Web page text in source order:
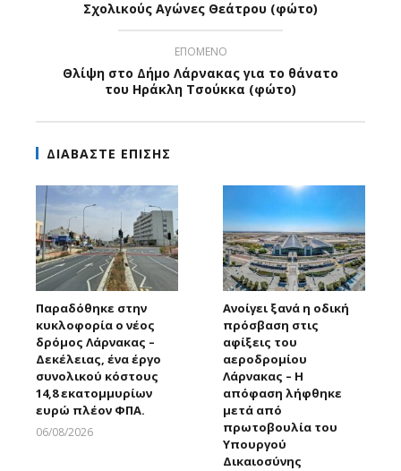
Σχολικούς Αγώνες Θεάτρου (φώτο)
ΕΠΟΜΕΝΟ
Θλίψη στο Δήμο Λάρνακας για το θάνατο
του Ηράκλη Τσούκκα (φώτο)
ΔΙΑΒΑΣΤΕ ΕΠΙΣΗΣ
Παραδόθηκε στην
κυκλοφορία ο νέος
δρόμος Λάρνακας –
Δεκέλειας, ένα έργο
συνολικού κόστους
14,8 εκατομμυρίων
ευρώ πλέον ΦΠΑ.
06/08/2026
Ανοίγει ξανά η οδική
πρόσβαση στις
αφίξεις του
αεροδρομίου
Λάρνακας – Η
απόφαση λήφθηκε
μετά από
πρωτοβουλία του
Υπουργού
Δικαιοσύνης